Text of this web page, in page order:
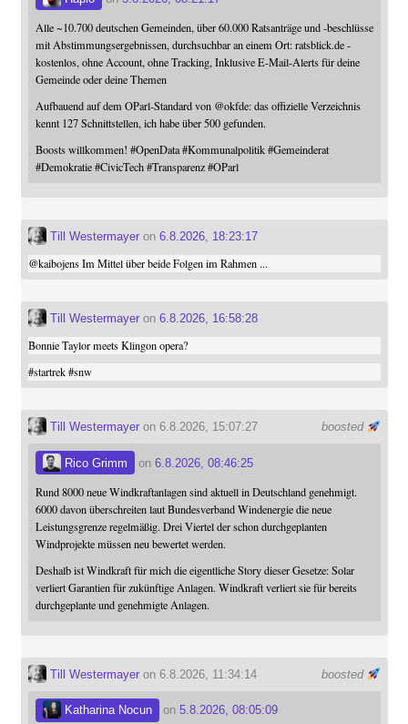
Alle ~10.700 deutschen Gemeinden, über 60.000 Ratsanträge und -beschlüsse
mit Abstimmungsergebnissen, durchsuchbar an einem Ort: ratsblick.de -
kostenlos, ohne Account, ohne Tracking, Inklusive E-Mail-Alerts für deine
Gemeinde oder deine Themen
Aufbauend auf dem OParl-Standard von @okfde: das offizielle Verzeichnis
kennt 127 Schnittstellen, ich habe über 500 gefunden.
Boosts willkommen! #OpenData #Kommunalpolitik #Gemeinderat
#Demokratie #CivicTech #Transparenz #OParl
Till Westermayeron 6.8.2026, 18:23:17
@kaibojensIm Mittel über beide Folgen im Rahmen ...
Till Westermayeron 6.8.2026, 16:58:28
Bonnie Taylor meets Klingon opera?
#startrek #snw
boosted
Till Westermayeron 6.8.2026, 15:07:27
Rico Grimm on 6.8.2026, 08:46:25
Rund 8000 neue Windkraftanlagen sind aktuell in Deutschland genehmigt.
6000 davon überschreiten laut Bundesverband Windenergie die neue
Leistungsgrenze regelmäßig. Drei Viertel der schon durchgeplanten
Windprojekte müssen neu bewertet werden.
Deshalb ist Windkraft für mich die eigentliche Story dieser Gesetze: Solar
verliert Garantien für zukünftige Anlagen. Windkraft verliert sie für bereits
durchgeplante und genehmigte Anlagen.
boosted
Till Westermayeron 6.8.2026, 11:34:14
Katharina Nocun on 5.8.2026, 08:05:09